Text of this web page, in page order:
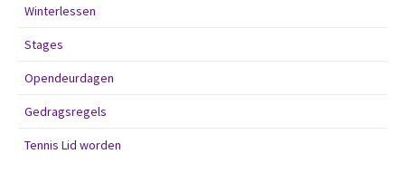
Winterlessen
Stages
Opendeurdagen
Gedragsregels
Tennis Lid worden